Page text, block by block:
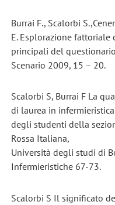
Burrai F., Scalorbi
E. Esplorazione
principali del
Scenario 2009, 15 – 20.
Scalorbi S, Burrai F La
di laurea in
degli studenti della
Rossa Italiana,
Università degli studi di
Infermieristiche 67-73.
Scalorbi S Il significato